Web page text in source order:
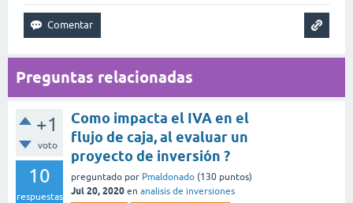
Preguntas relacionadas
+1
voto
10
respuestas
Como impacta el IVA en el
flujo de caja, al evaluar un
proyecto de inversión ?
preguntado por Pmaldonado (130 puntos)
Jul 20, 2020 en analisis de inversiones